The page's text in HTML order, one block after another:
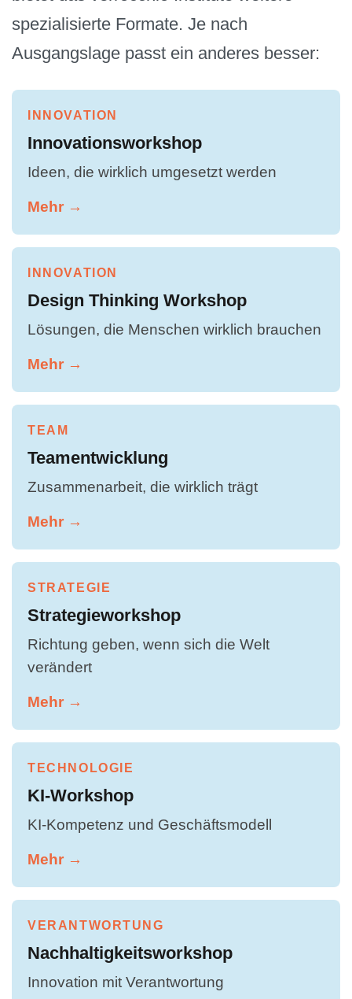
spezialisierte Formate. Je nach
Ausgangslage passt ein anderes besser:
INNOVATION
Innovationsworkshop
Ideen, die wirklich umgesetzt werden
Mehr →
INNOVATION
Design Thinking Workshop
Lösungen, die Menschen wirklich brauchen
Mehr →
TEAM
Teamentwicklung
Zusammenarbeit, die wirklich trägt
Mehr →
STRATEGIE
Strategieworkshop
Richtung geben, wenn sich die Welt
verändert
Mehr →
TECHNOLOGIE
KI-Workshop
KI-Kompetenz und Geschäftsmodell
Mehr →
VERANTWORTUNG
Nachhaltigkeitsworkshop
Innovation mit Verantwortung